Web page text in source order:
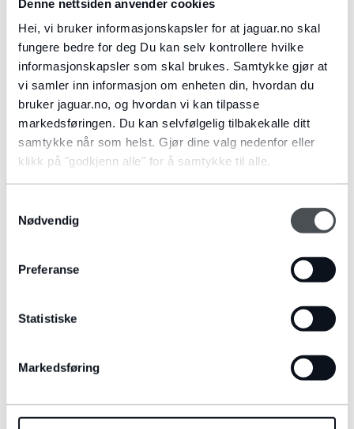
Denne nettsiden anvender cookies
Hei, vi bruker informasjonskapsler for at jaguar.no skal
fungere bedre for deg Du kan selv kontrollere hvilke
informasjonskapsler som skal brukes. Samtykke gjør at
vi samler inn informasjon om enheten din, hvordan du
bruker jaguar.no, og hvordan vi kan tilpasse
markedsføringen. Du kan selvfølgelig tilbakekalle ditt
samtykke når som helst. Gjør dine valg nedenfor eller
klikk på "godkjenn alle" for å samtykke til alle.
Nødvendig
Preferanse
Statistiske
Markedsføring
OPPBEVARING
din E-PACE.
FLERE KATEGORIER